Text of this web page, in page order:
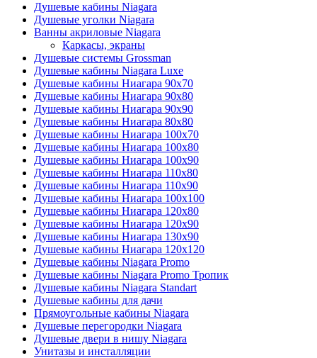
Душевые кабины Niagara
Душевые уголки Niagara
Ванны акриловые Niagara
Каркасы, экраны
Душевые системы Grossman
Душевые кабины Niagara Luxe
Душевые кабины Ниагара 90x70
Душевые кабины Ниагара 90x80
Душевые кабины Ниагара 90x90
Душевые кабины Ниагара 80x80
Душевые кабины Ниагара 100x70
Душевые кабины Ниагара 100x80
Душевые кабины Ниагара 100x90
Душевые кабины Ниагара 110x80
Душевые кабины Ниагара 110x90
Душевые кабины Ниагара 100x100
Душевые кабины Ниагара 120x80
Душевые кабины Ниагара 120x90
Душевые кабины Ниагара 130x90
Душевые кабины Ниагара 120x120
Душевые кабины Niagara Promo
Душевые кабины Niagara Promo Тропик
Душевые кабины Niagara Standart
Душевые кабины для дачи
Прямоугольные кабины Niagara
Душевые перегородки Niagara
Душевые двери в нишу Niagara
Унитазы и инсталляции